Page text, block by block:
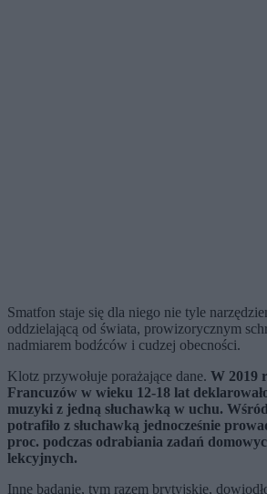
Smatfon staje się dla niego nie tyle
oddzielającą od świata, prowizorycznym
nadmiarem bodźców i cudzej obecności.
Klotz przywołuje porażające dane. W 2019
Francuzów w wieku 12-18 lat deklarowało
muzyki z jedną słuchawką w uchu.
potrafiło z słuchawką jednocześnie
proc. podczas odrabiania zadań
lekcyjnych.
Inne badanie, tym razem brytyjskie,